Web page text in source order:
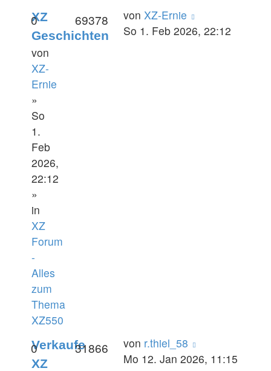
XZ
Geschichten
von
XZ-
Ernie
»
So
1.
Feb
2026,
22:12
»
in
XZ
Forum
-
Alles
zum
Thema
XZ550
0 69378 von XZ-Ernie
So 1. Feb 2026, 22:12
Verkaufe
XZ
0 31866 von r.thiel_58
Mo 12. Jan 2026, 11:15